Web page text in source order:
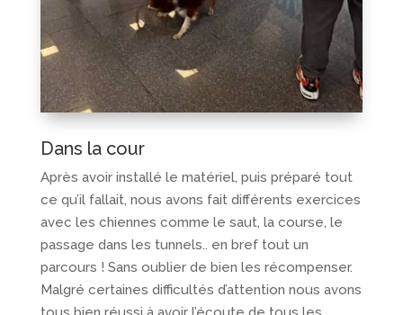
Dans la cour
Après avoir installé le matériel, puis préparé tout
ce qu’il fallait, nous avons fait différents exercices
avec les chiennes comme le saut, la course, le
passage dans les tunnels.. en bref tout un
parcours ! Sans oublier de bien les récompenser.
Malgré certaines difficultés d’attention nous avons